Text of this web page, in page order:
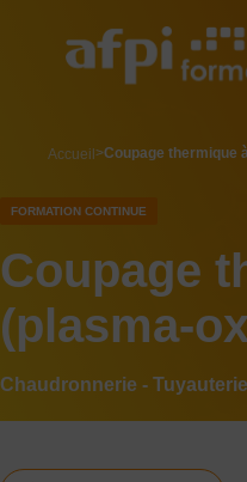
Accueil Coupage thermique
FORMATION CONTINUE
Coupage
(plasma-
Chaudronnerie -